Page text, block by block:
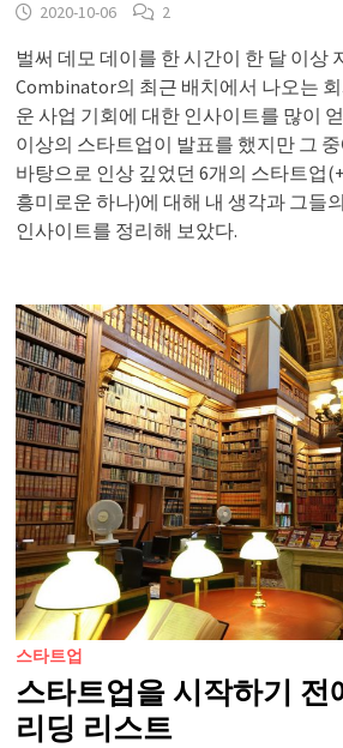
2020-10-06 2
벌써 데모 데이를 한 시간이 한 달 이상
Combinator의 최근 배치에서 나오는
운 사업 기회에 대한 인사이트를 많이
이상의 스타트업이 발표를 했지만 그
바탕으로 인상 깊었던 6개의 스타트업
흥미로운 하나)에 대해 내 생각과 그들
인사이트를 정리해 보았다.
스타트업
스타트업을 시작하기 전
리딩 리스트